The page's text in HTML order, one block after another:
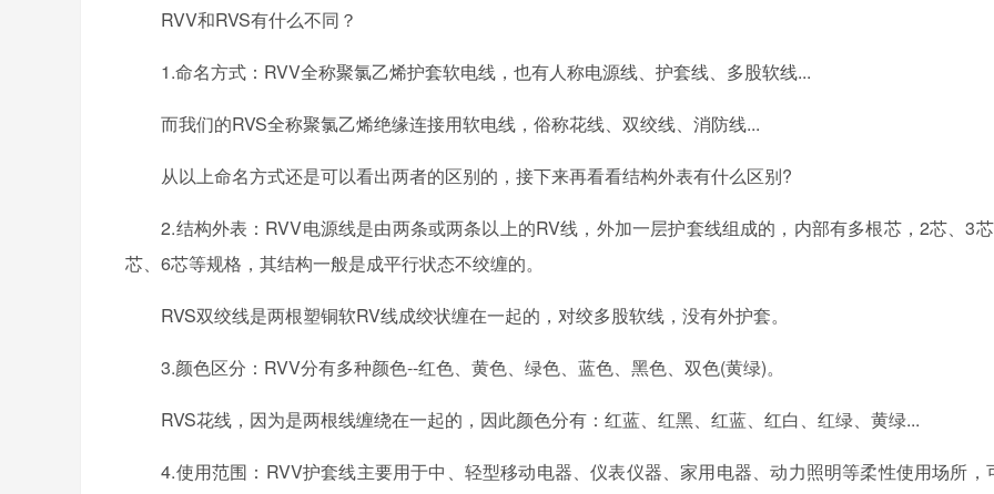
RVV和RVS有什么不同？
1.命名方式：RVV全称聚氯乙烯护套软电线，也有人称电源线、护套线、多股软线...
而我们的RVS全称聚氯乙烯绝缘连接用软电线，俗称花线、双绞线、消防线...
从以上命名方式还是可以看出两者的区别的，接下来再看看结构外表有什么区别?
2.结构外表：RVV电源线是由两条或两条以上的RV线，外加一层护套线组成的，内部有多根芯，2芯、3
芯、6芯等规格，其结构一般是成平行状态不绞缠的。
RVS双绞线是两根塑铜软RV线成绞状缠在一起的，对绞多股软线，没有外护套。
3.颜色区分：RVV分有多种颜色--红色、黄色、绿色、蓝色、黑色、双色(黄绿)。
RVS花线，因为是两根线缠绕在一起的，因此颜色分有：红蓝、红黑、红蓝、红白、红绿、黄绿...
4.使用范围：RVV护套线主要用于中、轻型移动电器、仪表仪器、家用电器、动力照明等柔性使用场所，